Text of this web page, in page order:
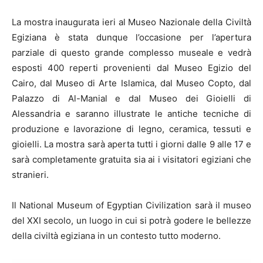
La mostra inaugurata ieri al Museo Nazionale della Civiltà
Egiziana è stata dunque l’occasione per l’apertura
parziale di questo grande complesso museale e vedrà
esposti 400 reperti provenienti dal Museo Egizio del
Cairo, dal Museo di Arte Islamica, dal Museo Copto, dal
Palazzo di Al-Manial e dal Museo dei Gioielli di
Alessandria e saranno illustrate le antiche tecniche di
produzione e lavorazione di legno, ceramica, tessuti e
gioielli. La mostra sarà aperta tutti i giorni dalle 9 alle 17 e
sarà completamente gratuita sia ai i visitatori egiziani che
stranieri.
Il National Museum of Egyptian Civilization sarà il museo
del XXI secolo, un luogo in cui si potrà godere le bellezze
della civiltà egiziana in un contesto tutto moderno.